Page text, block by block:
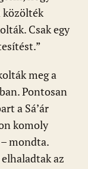
közölték
Csak egy
meg a
Pontosan
a Sá’ár
komoly
mondta.
az